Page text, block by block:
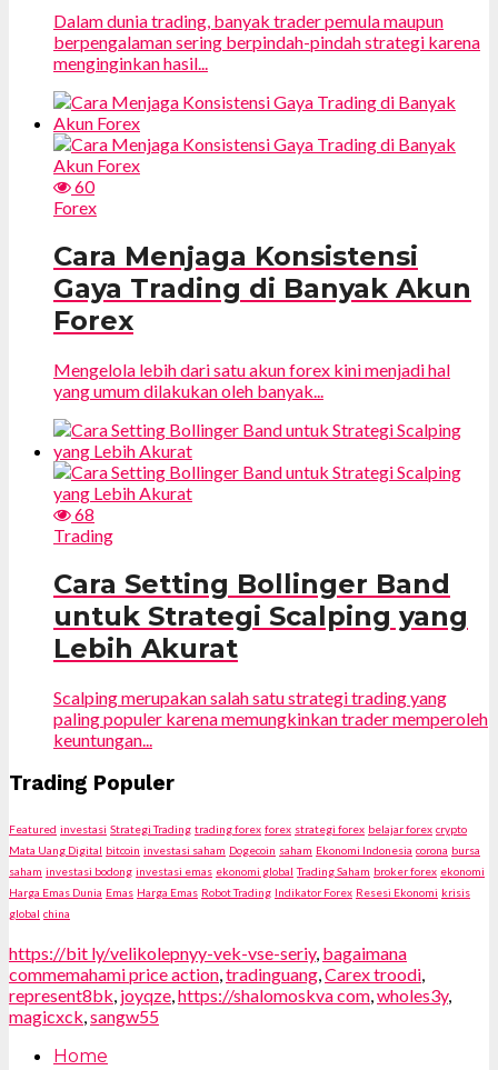
Dalam dunia trading, banyak trader pemula maupun
berpengalaman sering berpindah-pindah strategi karena
menginginkan hasil...
60
Forex
Cara Menjaga Konsistensi
Gaya Trading di Banyak Akun
Forex
Mengelola lebih dari satu akun forex kini menjadi hal
yang umum dilakukan oleh banyak...
68
Trading
Cara Setting Bollinger Band
untuk Strategi Scalping yang
Lebih Akurat
Scalping merupakan salah satu strategi trading yang
paling populer karena memungkinkan trader memperoleh
keuntungan...
Trading Populer
Featured investasi Strategi Trading trading forex forex strategi forex belajar forex crypto
Mata Uang Digital bitcoin investasi saham Dogecoin saham Ekonomi Indonesia corona bursa
saham investasi bodong investasi emas ekonomi global Trading Saham broker forex ekonomi
Harga Emas Dunia Emas Harga Emas Robot Trading Indikator Forex Resesi Ekonomi krisis
global china
https://bit ly/velikolepnyy-vek-vse-seriy, bagaimana
commemahami price action,tradinguang,Carex troodi,
represent8bk, joyqze,https://shalomoskva com,wholes3y,
magicxck,sangw55
Home